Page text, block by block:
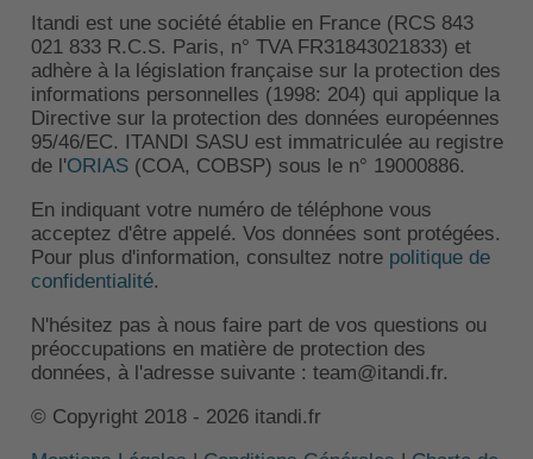
Itandi est une société établie en France (RCS 843
021 833 R.C.S. Paris, n° TVA FR31843021833) et
adhère à la législation française sur la protection des
informations personnelles (1998: 204) qui applique la
Directive sur la protection des données européennes
95/46/EC. ITANDI SASU est immatriculée au registre
de l'ORIAS(COA, COBSP) sous le n° 19000886.
En indiquant votre numéro de téléphone vous
acceptez d'être appelé. Vos données sont protégées.
Pour plus d'information, consultez notre politique de
confidentialité.
N'hésitez pas à nous faire part de vos questions ou
préoccupations en matière de protection des
données, à l'adresse suivante : team@itandi.fr.
© Copyright 2018 - 2026 itandi.fr